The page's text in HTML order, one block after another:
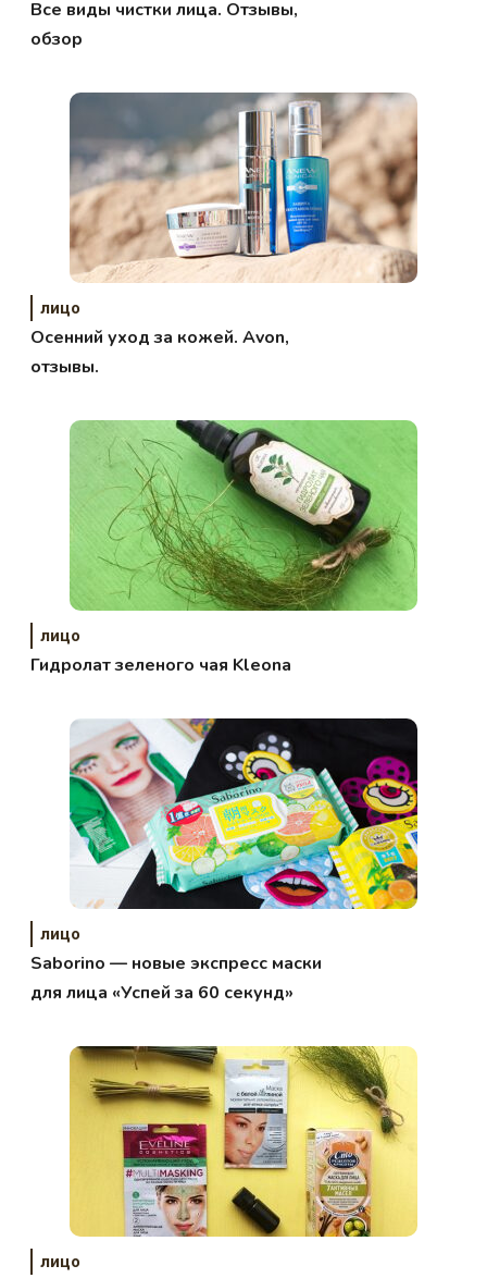
Все виды чистки лица. Отзывы,
обзор
лицо
Осенний уход за кожей. Avon,
отзывы.
лицо
Гидролат зеленого чая Kleona
лицо
Saborino — новые экспресс маски
для лица «Успей за 60 секунд»
лицо